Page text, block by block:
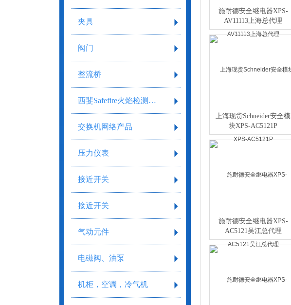
夹具
阀门
整流桥
西斐Safefire火焰检测系统
交换机网络产品
压力仪表
接近开关
接近开关
气动元件
电磁阀、油泵
机柜，空调，冷气机
施耐德安全继电器XPS-
AV11113上海总代理
上海现货Schneider安全模
块XPS-AC5121P
施耐德安全继电器XPS-
AC5121吴江总代理